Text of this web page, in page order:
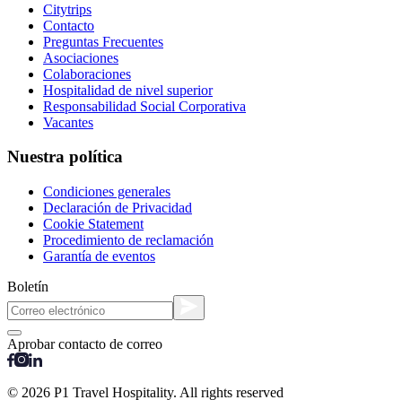
Citytrips
Contacto
Preguntas Frecuentes
Asociaciones
Colaboraciones
Hospitalidad de nivel superior
Responsabilidad Social Corporativa
Vacantes
Nuestra política
Condiciones generales
Declaración de Privacidad
Cookie Statement
Procedimiento de reclamación
Garantía de eventos
Boletín
Aprobar contacto de correo
© 2026 P1 Travel Hospitality. All rights reserved